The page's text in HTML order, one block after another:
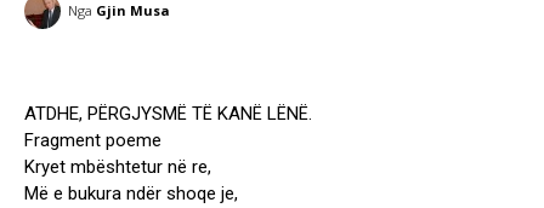
Nga Gjin Musa
ATDHE, PËRGJYSMË TË KANË LËNË.
Fragment poeme
Kryet mbështetur në re,
Më e bukura ndër shoqe je,